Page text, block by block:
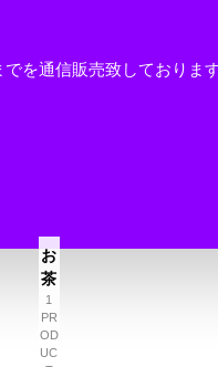
を通信販売致しております
お
茶
1
PR
OD
UC